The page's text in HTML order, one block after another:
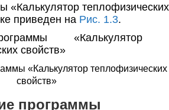
«Калькулятор теплофизических
приведен на Рис. 1.3.
«Калькулятор теплофизических
свойств»
программы